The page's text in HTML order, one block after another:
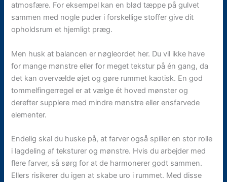
atmosfære. For eksempel kan en blød tæppe på gulvet
sammen med nogle puder i forskellige stoffer give dit
opholdsrum et hjemligt præg.
Men husk at balancen er nøgleordet her. Du vil ikke have
for mange mønstre eller for meget tekstur på én gang, da
det kan overvælde øjet og gøre rummet kaotisk. En god
tommelfingerregel er at vælge ét hoved mønster og
derefter supplere med mindre mønstre eller ensfarvede
elementer.
Endelig skal du huske på, at farver også spiller en stor rolle
i lagdeling af teksturer og mønstre. Hvis du arbejder med
flere farver, så sørg for at de harmonerer godt sammen.
Ellers risikerer du igen at skabe uro i rummet. Med disse